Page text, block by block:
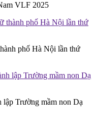
VLF 2025
phố Hà Nội lần thứ
Trường mầm non Dạ